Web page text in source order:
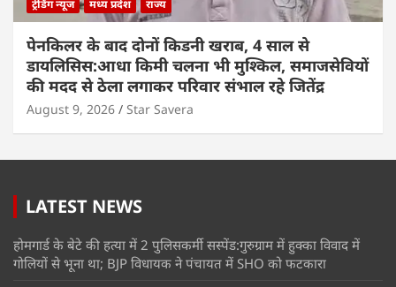
ट्रेंडिंग न्यूज मध्य प्रदेश राज्य
पेनकिलर के बाद दोनों किडनी खराब, 4 साल से
डायलिसिस:आधा किमी चलना भी मुश्किल, समाजसेवियों
की मदद से ठेला लगाकर परिवार संभाल रहे जितेंद्र
August 9, 2026 Star Savera
LATEST NEWS
होमगार्ड के बेटे की हत्या में 2 पुलिसकर्मी सस्पेंड:गुरुग्राम में हुक्का विवाद में
गोलियों से भूना था; BJP विधायक ने पंचायत में SHO को फटकारा